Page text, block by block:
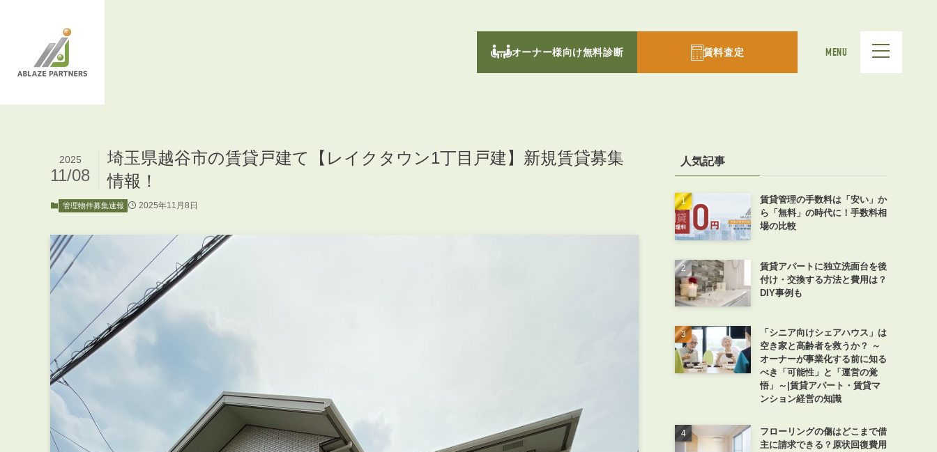
オーナー様向け無料診断 賃料査定 MENU
埼玉県越谷市の賃貸戸建て【レイクタウン1丁目戸建】新規賃貸募集
情報！
2025
11/08
管理物件募集速報 2025年11月8日
人気記事
賃貸管理の手数料は「安い」か
ら「無料」の時代に！手数料相
場の比較
賃貸アパートに独立洗面台を後
付け・交換する方法と費用は？
DIY事例も
「シニア向けシェアハウス」は
空き家と高齢者を救うか？ ～
オーナーが事業化する前に知る
べき「可能性」と「運営の覚
悟」～|賃貸アパート・賃貸マ
ンション経営の知識
フローリングの傷はどこまで借
主に請求できる？原状回復費用